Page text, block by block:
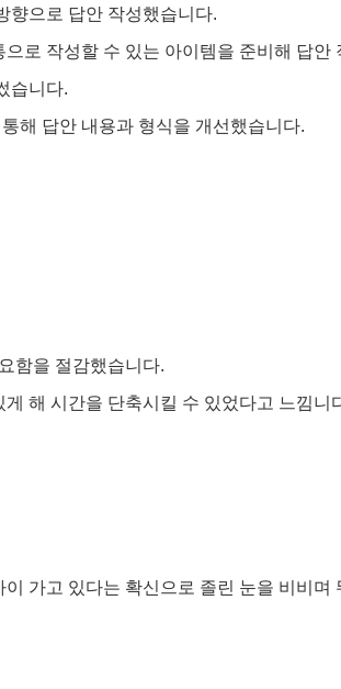
향으로 답안 작성했습니다.
로 작성할 수 있는 아이템을 준비해 답안
습니다.
해 답안 내용과 형식을 개선했습니다.
함을 절감했습니다.
해 시간을 단축시킬 수 있었다고 느낌니
가고 있다는 확신으로 졸린 눈을 비비며